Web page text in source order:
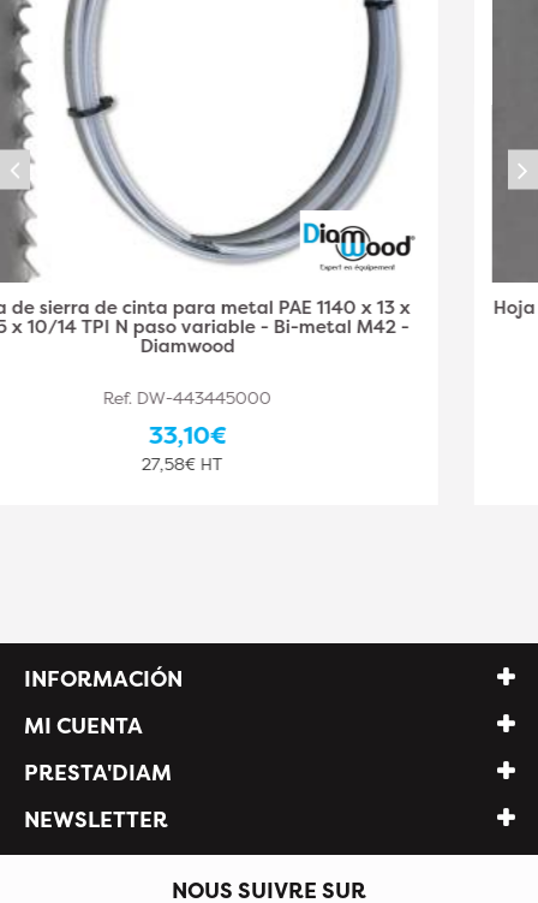
Hoja de Sierra de Cinta Metal PAE 1140 x 13 x 0,65 x
6/10 TPI N Paso Variable - Bi-Metal M42 -
Diamwood
Ref. DW-443445001
INFORMACIÓN
MI CUENTA
PRESTA'DIAM
NEWSLETTER
NOUS SUIVRE SUR